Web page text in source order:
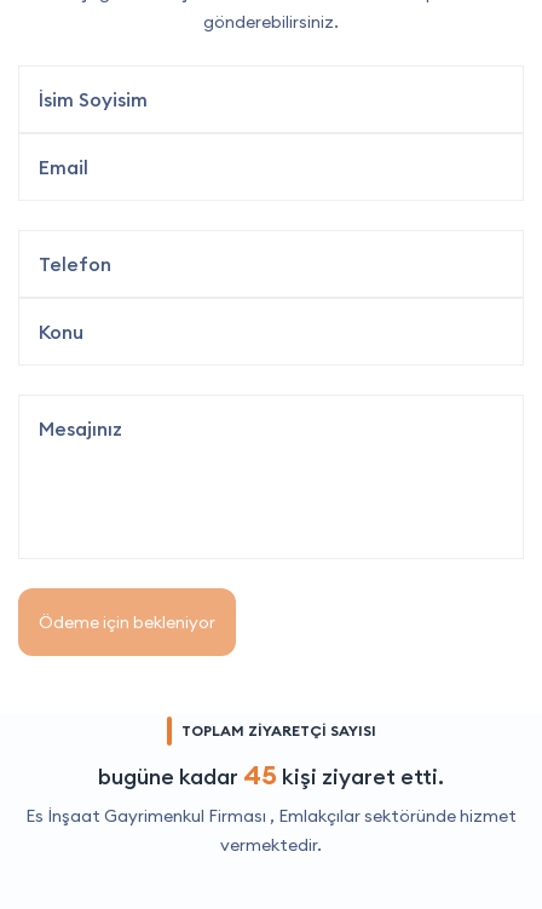
gönderebilirsiniz.
Ödeme için bekleniyor
TOPLAM ZİYARETÇİ SAYISI
bugüne kadar 45 kişi ziyaret etti.
Es İnşaat Gayrimenkul Firması , Emlakçılarsektöründe hizmet
vermektedir.